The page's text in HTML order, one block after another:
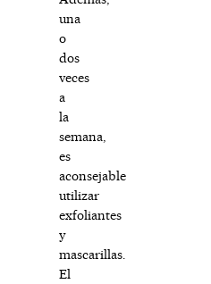
una
o
dos
veces
a
la
semana,
es
aconsejable
utilizar
exfoliantes
y
mascarillas.
El